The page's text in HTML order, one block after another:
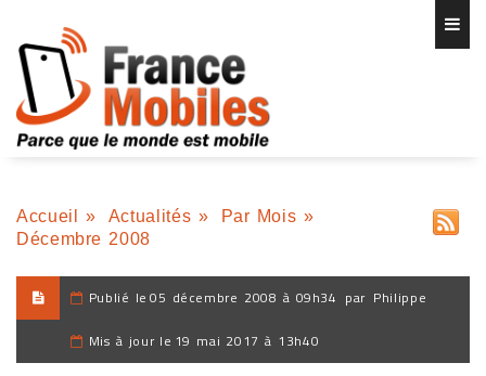
Accueil » Actualités » Par Mois »
Décembre 2008
Publié le 05 décembre 2008 à 09h34 par Philippe
Mis à jour le 19 mai 2017 à 13h40